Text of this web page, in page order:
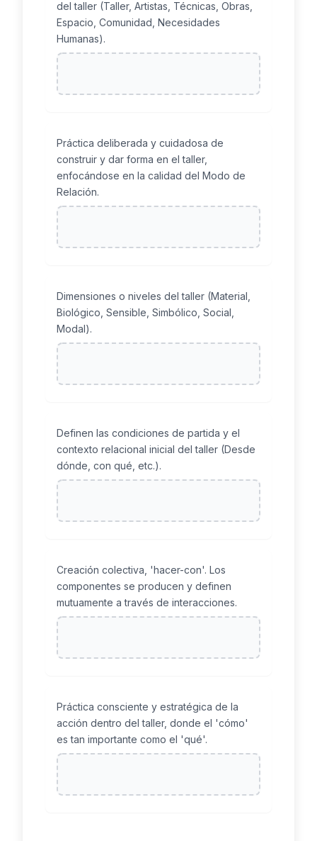
del taller (Taller, Artistas, Técnicas, Obras,
Espacio, Comunidad, Necesidades
Humanas).
Práctica deliberada y cuidadosa de
construir y dar forma en el taller,
enfocándose en la calidad del Modo de
Relación.
Dimensiones o niveles del taller (Material,
Biológico, Sensible, Simbólico, Social,
Modal).
Definen las condiciones de partida y el
contexto relacional inicial del taller (Desde
dónde, con qué, etc.).
Creación colectiva, 'hacer-con'. Los
componentes se producen y definen
mutuamente a través de interacciones.
Práctica consciente y estratégica de la
acción dentro del taller, donde el 'cómo'
es tan importante como el 'qué'.